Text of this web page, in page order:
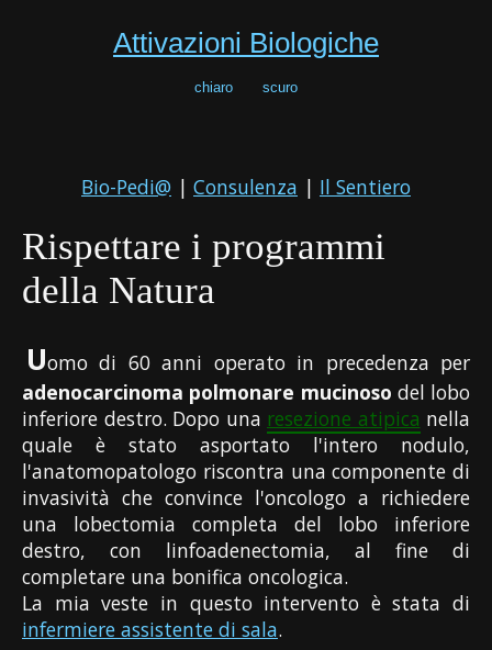
Attivazioni Biologiche
chiaro scuro
Bio-Pedi@ | Consulenza | Il Sentiero
Rispettare i programmi
della Natura
Uomo di 60 anni operato in precedenza per
adenocarcinoma polmonare mucinoso del lobo
inferiore destro. Dopo una resezione atipica nella
quale è stato asportato l'intero nodulo,
l'anatomopatologo riscontra una componente di
invasività che convince l'oncologo a richiedere
una lobectomia completa del lobo inferiore
destro, con linfoadenectomia, al fine di
completare una bonifica oncologica.
La mia veste in questo intervento è stata di
infermiere assistente di sala.